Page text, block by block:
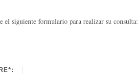
el siguiente formulario para realizar su consulta: